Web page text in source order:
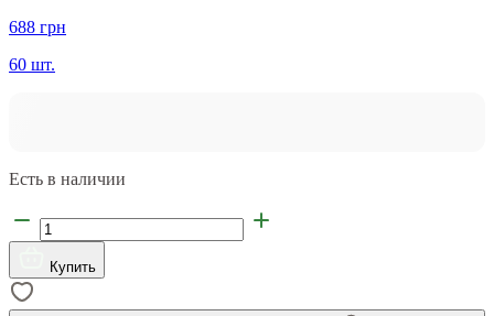
688 грн
60 шт.
Есть в наличии
Купить